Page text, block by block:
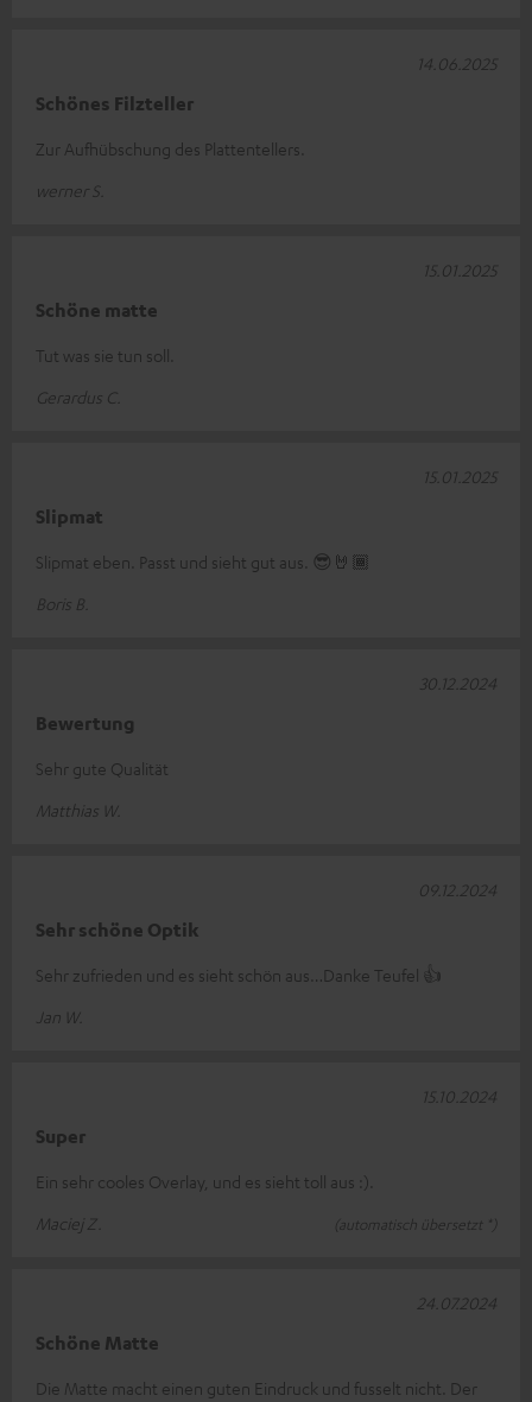
Schönes Filzteller
Zur Aufhübschung des Plattentellers.
werner S.
14.06.2025
Schöne matte
Tut was sie tun soll.
Gerardus C.
15.01.2025
Slipmat
Slipmat eben. Passt und sieht gut aus. 😎🤘🏾
Boris B.
15.01.2025
Bewertung
Sehr gute Qualität
Matthias W.
30.12.2024
Sehr schöne Optik
Sehr zufrieden und es sieht schön aus…Danke Teufel 👍
Jan W.
09.12.2024
Super
Ein sehr cooles Overlay, und es sieht toll aus :).
Maciej Z.
(automatisch übersetzt *)
15.10.2024
Schöne Matte
Die Matte macht einen guten Eindruck und fusselt nicht. Der
24.07.2024